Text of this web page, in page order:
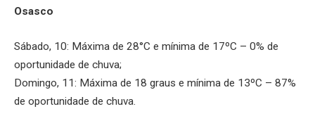
Osasco
Sábado, 10: Máxima de 28°C e mínima de 17ºC – 0% de
oportunidade de chuva;
Domingo, 11: Máxima de 18 graus e mínima de 13ºC – 87%
de oportunidade de chuva.